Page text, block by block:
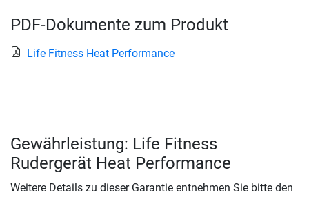
PDF-Dokumente zum Produkt
Life Fitness Heat Performance
Gewährleistung: Life Fitness
Rudergerät Heat Performance
Weitere Details zu dieser Garantie entnehmen Sie bitte den